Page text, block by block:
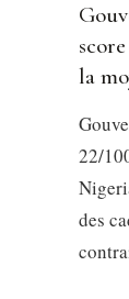
la
22/
des